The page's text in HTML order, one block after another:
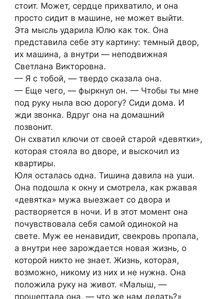
стоит. Может, сердце прихватило, и она
просто сидит в машине, не может выйти.
Эта мысль ударила Юлю как ток. Она
представила себе эту картину: темный двор,
их машина, а внутри — неподвижная
Светлана Викторовна.
— Я с тобой, — твердо сказала она.
— Еще чего, — фыркнул он. — Чтобы ты мне
под руку ныла всю дорогу? Сиди дома. И
жди звонка. Вдруг она на домашний
позвонит.
Он схватил ключи от своей старой «девятки»,
которая стояла во дворе, и выскочил из
квартиры.
Юля осталась одна. Тишина давила на уши.
Она подошла к окну и смотрела, как ржавая
«девятка» мужа выезжает со двора и
растворяется в ночи. И в этот момент она
почувствовала себя самой одинокой на
свете. Муж ее ненавидит, свекровь пропала,
а внутри нее зарождается новая жизнь, о
которой никто не знает. Жизнь, которая,
возможно, никому из них и не нужна. Она
положила руку на живот. «Малыш, —
прошептала она, — что же нам делать?»